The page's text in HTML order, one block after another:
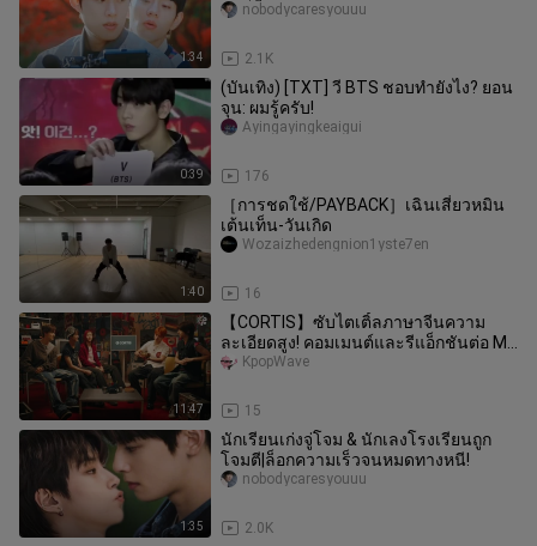
1:34
ด้วยลิ้นมีพิษแ
2.1K
nobodycaresyouuu
0:39
(บันเทิง) [TXT] วี BTS ชอบทำยังไง? ยอน
จุน: ผมรู้ครับ!
176
Ayingayingkeaigui
1:40
［การชดใช้/PAYBACK］เฉินเสี่ยวหมิน
เต้นเท็น-วันเกิด
16
Wozaizhedengnion1yste7en
11:47
【CORTIS】ซับไตเติ้ลภาษาจีนความ
ละเอียดสูง! คอมเมนต์และรีแอ็กชันต่อ MV
เพลง ‘Lullaby’
15
KpopWave
1:35
นักเรียนเก่งจู่โจม & นักเลงโรงเรียนถูก
โจมตี|ล็อกความเร็วจนหมดทางหนี!
2.0K
nobodycaresyouuu